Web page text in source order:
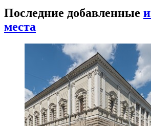
Последние добавленные
места